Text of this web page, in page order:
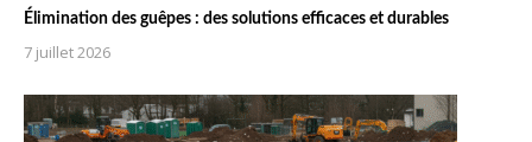
Élimination des guêpes : des solutions efficaces et durables
7 juillet 2026